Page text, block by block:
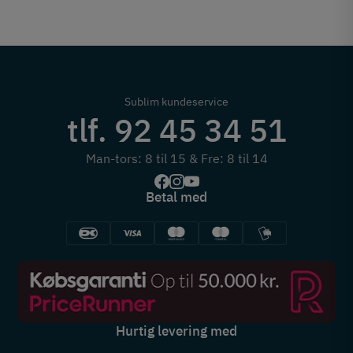
Sublim kundeservice
tlf. 92 45 34 51
Man-tors: 8 til 15 & Fre: 8 til 14
Betal med
Hurtig levering med